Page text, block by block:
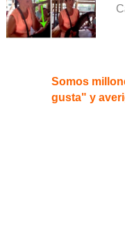
Somos
gusta" y